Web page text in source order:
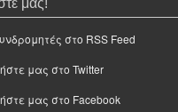
στο RSS Feed
μας στο Twitter
μας στο Facebook